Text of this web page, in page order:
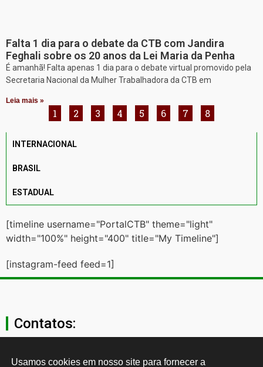
Falta 1 dia para o debate da CTB com Jandira
Feghali sobre os 20 anos da Lei Maria da Penha
É amanhã! Falta apenas 1 dia para o debate virtual promovido pela
Secretaria Nacional da Mulher Trabalhadora da CTB em
Leia mais »
1 2 3 4 5 6 7 8
INTERNACIONAL
BRASIL
ESTADUAL
[timeline username="PortalCTB" theme="light"
width="100%" height="400" title="My Timeline"]
[instagram-feed feed=1]
Contatos:
secgeral@ctb.org.br
Usamos cookies em nosso site para fornecer a